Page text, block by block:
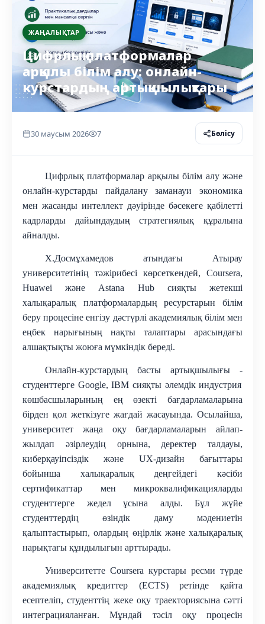
ЖАҢАЛЫҚТАР
Цифрлық платформалар
арқылы білім алу: онлайн-
курстардың артықшылықтары
30 маусым 2026 7 Бөлісу
Цифрлық платформалар арқылы білім алу және
онлайн-курстарды пайдалану заманауи экономика
мен жасанды интеллект дәуірінде бәсекеге қабілетті
кадрларды дайындаудың стратегиялық құралына
айналды.
Х.Досмұхамедов атындағы Атырау
университетінің тәжірибесі көрсеткендей, Coursera,
Huawei және Astana Hub сияқты жетекші
халықаралық платформалардың ресурстарын білім
беру процесіне енгізу дәстүрлі академиялық білім мен
еңбек нарығының нақты талаптары арасындағы
алшақтықты жоюға мүмкіндік береді.
Онлайн-курстардың басты артықшылығы -
студенттерге Google, IBM сияқты әлемдік индустрия
көшбасшыларының ең өзекті бағдарламаларына
бірден қол жеткізуге жағдай жасауында. Осылайша,
университет жаңа оқу бағдарламаларын айлап-
жылдап әзірлеудің орнына, деректер талдауы,
киберқауіпсіздік және UX-дизайн бағыттары
бойынша халықаралық деңгейдегі кәсіби
сертификаттар мен микроквалификацияларды
студенттерге жедел ұсына алды. Бұл жүйе
студенттердің өзіндік даму мәдениетін
қалыптастырып, олардың өңірлік және халықаралық
нарықтағы құндылығын арттырады.
Университетте Coursera курстары ресми түрде
академиялық кредиттер (ECTS) ретінде қайта
есептеліп, студенттің жеке оқу траекториясына сәтті
интеграцияланған. Мұндай тәсіл оқу процесін